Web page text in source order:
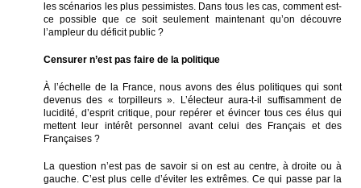
les scénarios les plus pessimistes. Dans tous les cas, comment est-
ce possible que ce soit seulement maintenant qu’on découvre
l’ampleur du déficit public ?
Censurer n’est pas faire de la politique
À l’échelle de la France, nous avons des élus politiques qui sont
devenus des « torpilleurs ». L’électeur aura-t-il suffisamment de
lucidité, d’esprit critique, pour repérer et évincer tous ces élus qui
mettent leur intérêt personnel avant celui des Français et des
Françaises ?
La question n’est pas de savoir si on est au centre, à droite ou à
gauche. C’est plus celle d’éviter les extrêmes. Ce qui passe par la